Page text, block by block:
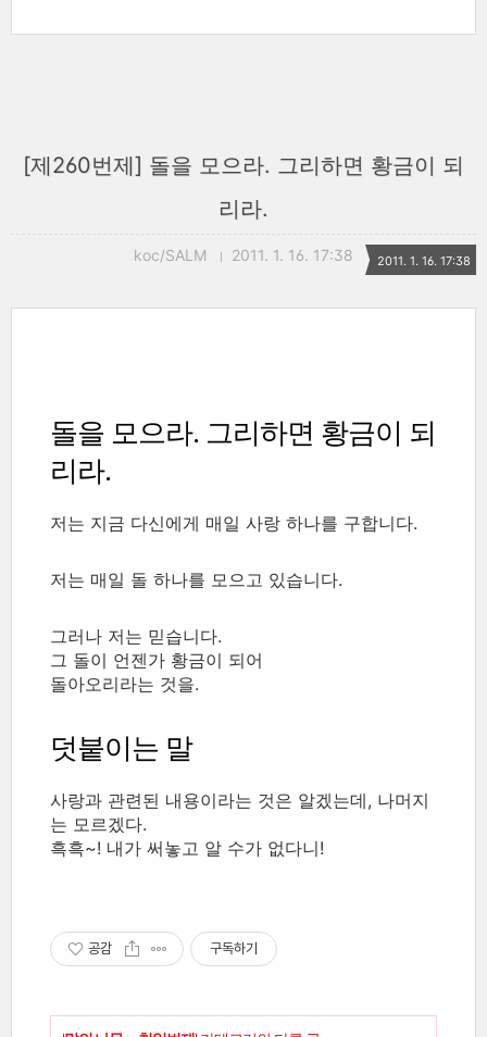
[제260번제] 돌을 모으라. 그리하면 황금이 되
리라.
koc/SALM 2011. 1. 16. 17:38 2011. 1. 16. 17:38
돌을 모으라. 그리하면 황금이 되
리라.
저는 지금 다신에게 매일 사랑 하나를 구합니다.
저는 매일 돌 하나를 모으고 있습니다.
그러나 저는 믿습니다.
그 돌이 언젠가 황금이 되어
돌아오리라는 것을.
덧붙이는 말
사랑과 관련된 내용이라는 것은 알겠는데, 나머지
는 모르겠다.
흑흑~! 내가 써놓고 알 수가 없다니!
공감 구독하기